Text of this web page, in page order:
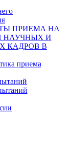
ПРИЕМА НА
НАУЧНЫХ И
КАДРОВ В
приема